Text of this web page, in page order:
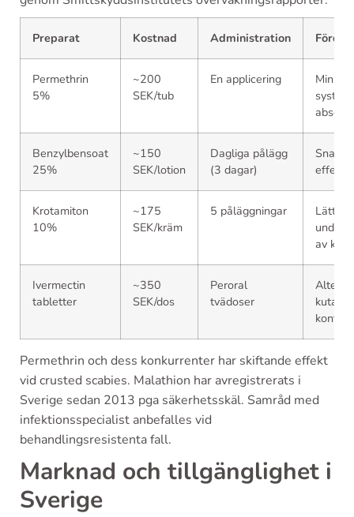
Preparat Kostnad Administration
Permethrin
5%
~200
SEK/tub
En applicering
Minst
Benzylbensoat
25%
~150
SEK/lotion
Dagliga pålägg
(3 dagar)
Snabb
effekt
Krotamiton
10%
~175
SEK/kräm
5 påläggningar
Lätt
av
Ivermectin
tabletter
~350
SEK/dos
Peroral
tvädoser
kutan
Permethrin och dess konkurrenter har skiftande effekt
vid crusted scabies. Malathion har avregistrerats i
Sverige sedan 2013 pga säkerhetsskäl. Samråd med
infektionsspecialist anbefalles vid
behandlingsresistenta fall.
Marknad och tillgänglighet i
Sverige